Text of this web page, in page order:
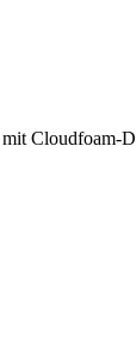
Cloudfoam-